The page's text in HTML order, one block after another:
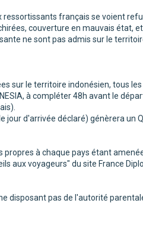
français se voient
couverture en mauvais état,
ne sont pas admis sur le
sur le territoire indonésien, tous
à compléter 48h avant le
d'arrivée déclaré) génèrera un
à chaque pays étant
aux voyageurs" du site France
disposant pas de l'autorité